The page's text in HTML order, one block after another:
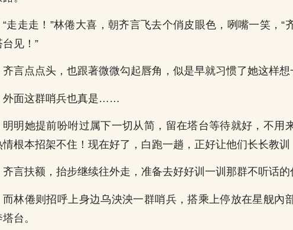
“走走走！”林倦大喜，朝齐言飞去个俏皮眼色，咧嘴一笑，“
见！”
齐言点点头，也跟著微微勾起唇角，似是早就习惯了她这样想
外面这群哨兵也真是……
明明她提前吩咐过属下一切从简，留在塔台等待就好，不用
情根本招架不住！现在好了，白跑一趟，正好让他们长长教训
齐言扶额，抬步继续往外走，准备去好好训一训那群不听话的
而林倦则招呼上身边乌泱泱一群哨兵，搭乘上停放在星舰內
台。